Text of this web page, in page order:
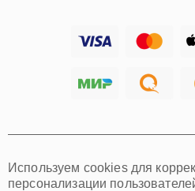
Хабаровск
Омск
Используем cookies для
персонализации